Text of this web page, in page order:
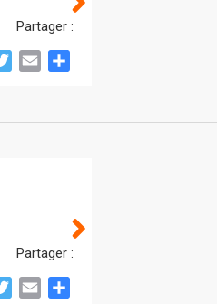
Partager :
TwitterEmail
Partager :
TwitterEmail